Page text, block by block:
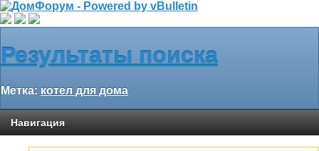
Результаты поиска
Метка: котел для дома
Навигация